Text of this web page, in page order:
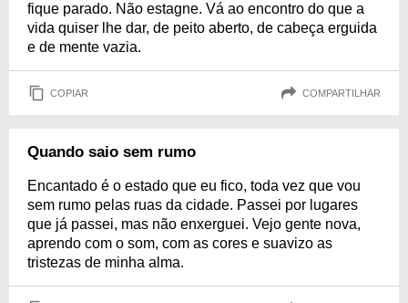
fique parado. Não estagne. Vá ao encontro do que a
vida quiser lhe dar, de peito aberto, de cabeça erguida
e de mente vazia.
COPIAR COMPARTILHAR
Quando saio sem rumo
Encantado é o estado que eu fico, toda vez que vou
sem rumo pelas ruas da cidade. Passei por lugares
que já passei, mas não enxerguei. Vejo gente nova,
aprendo com o som, com as cores e suavizo as
tristezas de minha alma.